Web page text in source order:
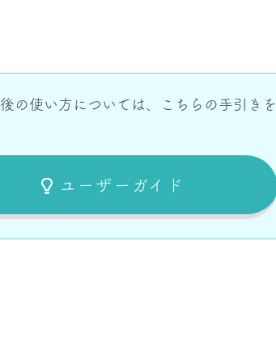
の使い方については、こちらの手引きを
ユーザーガイド